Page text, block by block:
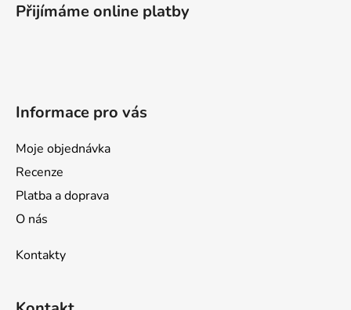
Přijímáme online platby
Informace pro vás
Moje objednávka
Recenze
Platba a doprava
O nás
Kontakty